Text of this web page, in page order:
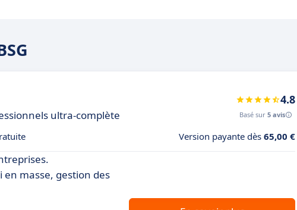
ultra-complète
4.8
Basé sur 5 avis
Version payante dès 65,00 €
en masse, gestion des